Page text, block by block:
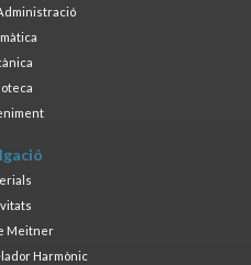
Meitner
Harmònic